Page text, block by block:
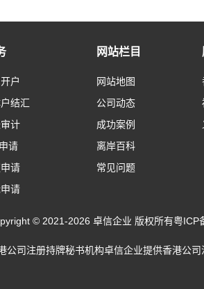
户
结汇
计
请
请
请
网站栏目
网站地图
公司动态
成功案例
离岸百科
常见问题
© 2021-2026 卓信企业 版权所有粤ICP
公司注册持牌秘书机构卓信企业提供香港公司